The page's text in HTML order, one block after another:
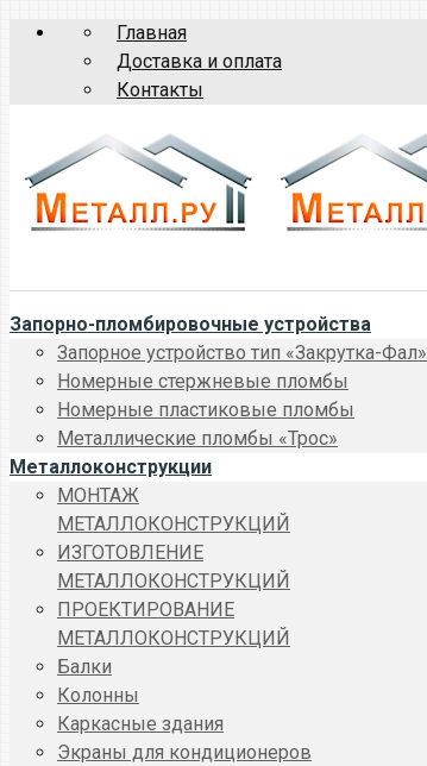
Главная
Доставка и оплата
Контакты
Запорно-пломбировочные устройства
Запорное устройство тип «Закрутка-Фал»
Номерные стержневые пломбы
Номерные пластиковые пломбы
Металлические пломбы «Трос»
Металлоконструкции
МОНТАЖ
МЕТАЛЛОКОНСТРУКЦИЙ
ИЗГОТОВЛЕНИЕ
МЕТАЛЛОКОНСТРУКЦИЙ
ПРОЕКТИРОВАНИЕ
МЕТАЛЛОКОНСТРУКЦИЙ
Балки
Колонны
Каркасные здания
Экраны для кондиционеров